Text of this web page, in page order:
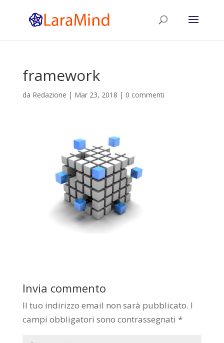
framework
da Redazione | Mar 23, 2018 | 0 commenti
Invia commento
Il tuo indirizzo email non sarà pubblicato. I
campi obbligatori sono contrassegnati *